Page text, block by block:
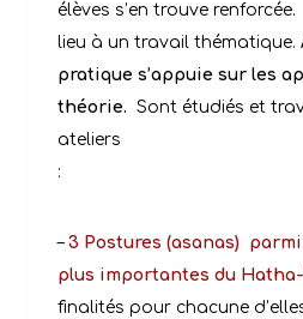
élèves s’en trouve renforcée.
lieu à un travail thématique.
pratique s’appuie sur les
théorie. Sont étudiés et
ateliers
– 3 Postures (asanas)
parmi
plus importantes du Hatha-
finalités pour chacune